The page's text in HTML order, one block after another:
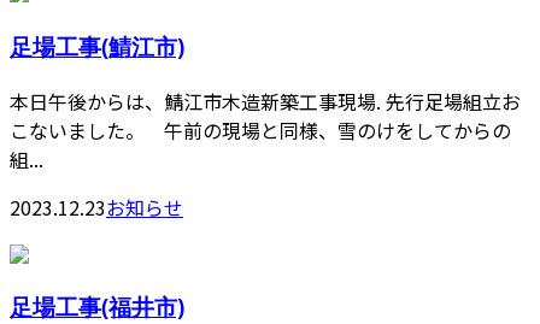
足場工事(鯖江市)
本日午後からは、鯖江市木造新築工事現場. 先行足場組立お
こないました。 午前の現場と同様、雪のけをしてからの
組...
2023.12.23お知らせ
足場工事(福井市)